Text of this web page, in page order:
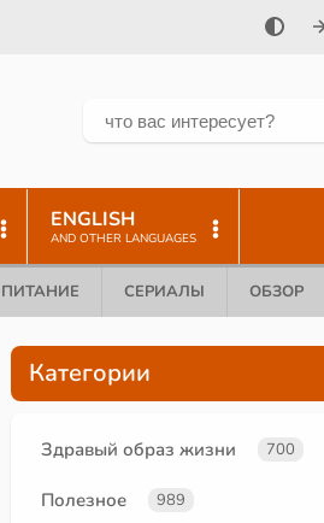
ENGLISH
AND OTHER LANGUAGES
СЕРИАЛЫ ОБЗОР
Категории
Здравый образ жизни 700
Полезное 989